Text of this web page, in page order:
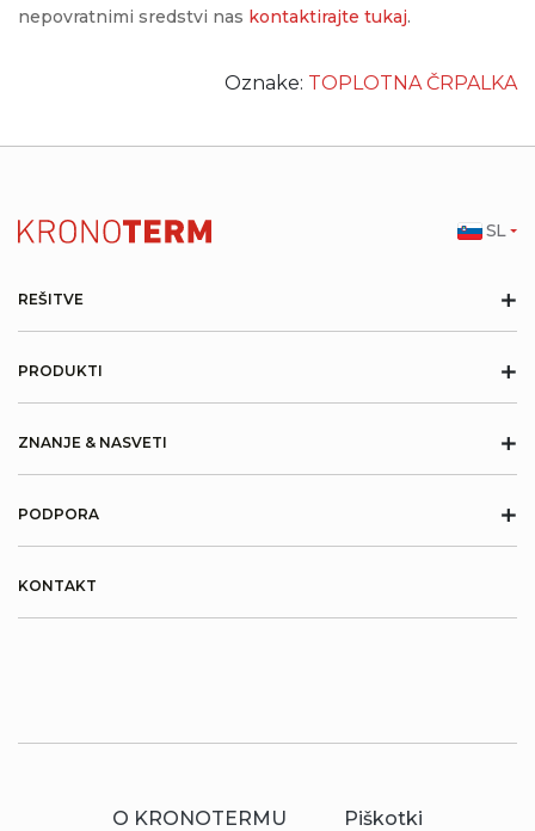
nepovratnimi sredstvi nas kontaktirajte tukaj.
Oznake: TOPLOTNA ČRPALKA
REŠITVE +
PRODUKTI +
ZNANJE & NASVETI +
PODPORA +
KONTAKT
O KRONOTERMU Piškotki
SL